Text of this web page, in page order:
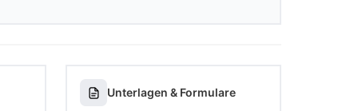
Unterlagen & Formulare